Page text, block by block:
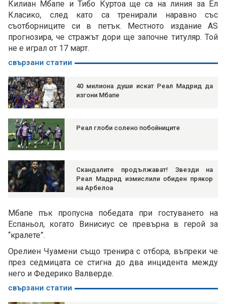
Килиан Мбапе и Тибо Куртоа ще са на линия за Ел
Класико, след като са тренирали наравно със
съотборниците си в петък. Местното издание AS
прогнозира, че стражът дори ще започне титуляр. Той
не е играл от 17 март.
свързани статии
40 милиона души искат Реал Мадрид да
изгони Мбапе
Реал глоби солено побойниците
Скандалите продължават! Звезди на
Реал Мадрид измислили обиден прякор
на Арбелоа
Мбапе пък пропусна победата при гостуването на
Еспаньол, когато Винисиус се превърна в герой за
“кралете”.
Орелиен Чуамени също тренира с отбора, въпреки че
през седмицата се стигна до два инцидента между
него и Федерико Валверде.
свързани статии